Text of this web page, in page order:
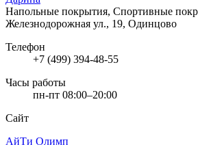
Напольные покрытия, Спортивные
Железнодорожная ул., 19, Одинцово
Телефон
+7 (499) 394-48-55
Часы работы
пн-пт 08:00–20:00
Сайт
АйТи Олимп